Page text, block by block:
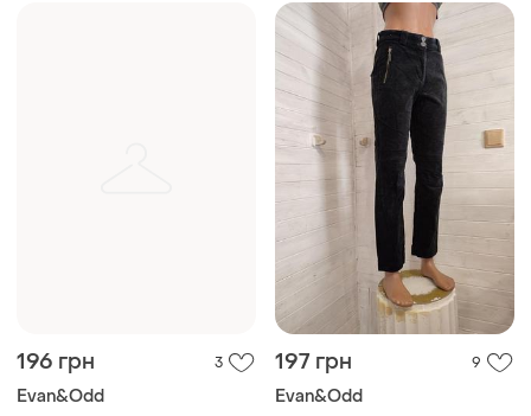
196 грн 3
Evan&Odd
197 грн 9
Evan&Odd